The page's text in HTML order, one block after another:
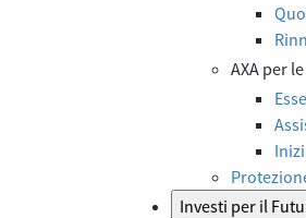
AXA per
Investi per il